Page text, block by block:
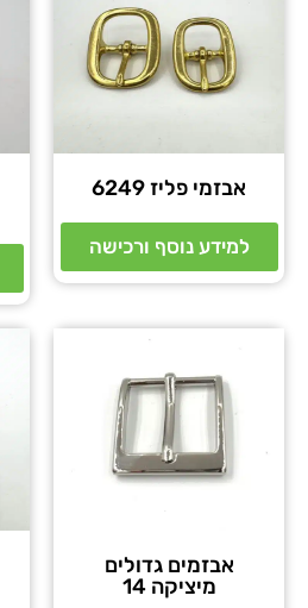
אבזמי פליז 6249
למידע נוסף ורכישה
אבזמים גדולים
מיציקה 14